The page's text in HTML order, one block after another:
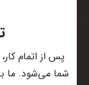
پس از اتمام
شما می‌شود. ما با